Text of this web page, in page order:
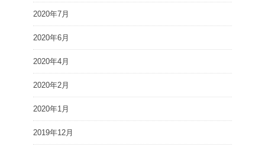
2020年7月
2020年6月
2020年4月
2020年2月
2020年1月
2019年12月